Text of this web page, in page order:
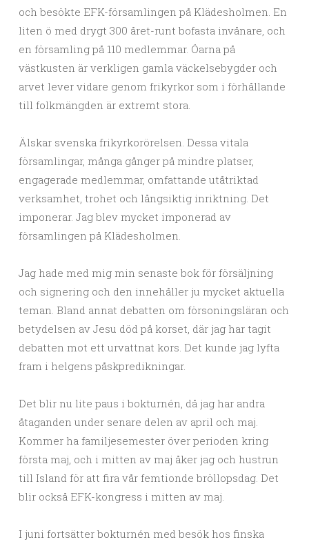
och besökte EFK-församlingen på Klädesholmen. En
liten ö med drygt 300 året-runt bofasta invånare, och
en församling på 110 medlemmar. Öarna på
västkusten är verkligen gamla väckelsebygder och
arvet lever vidare genom frikyrkor som i förhållande
till folkmängden är extremt stora.
Älskar svenska frikyrkorörelsen. Dessa vitala
församlingar, många gånger på mindre platser,
engagerade medlemmar, omfattande utåtriktad
verksamhet, trohet och långsiktig inriktning. Det
imponerar. Jag blev mycket imponerad av
församlingen på Klädesholmen.
Jag hade med mig min senaste bok för försäljning
och signering och den innehåller ju mycket aktuella
teman. Bland annat debatten om försoningsläran och
betydelsen av Jesu död på korset, där jag har tagit
debatten mot ett urvattnat kors. Det kunde jag lyfta
fram i helgens påskpredikningar.
Det blir nu lite paus i bokturnén, då jag har andra
åtaganden under senare delen av april och maj.
Kommer ha familjesemester över perioden kring
första maj, och i mitten av maj åker jag och hustrun
till Island för att fira vår femtionde bröllopsdag. Det
blir också EFK-kongress i mitten av maj.
I juni fortsätter bokturnén med besök hos finska